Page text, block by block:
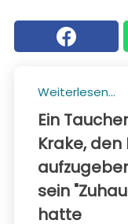
Weiterlesen...
Ein
Krake,
sein
hatte